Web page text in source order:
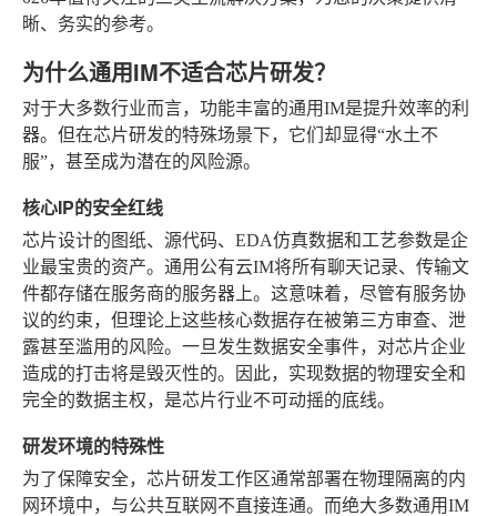
晰、务实的参考。
为什么通用IM不适合芯片研发？
对于大多数行业而言，功能丰富的通用IM是提升效率的利
器。但在芯片研发的特殊场景下，它们却显得“水土不
服”，甚至成为潜在的风险源。
核心IP的安全红线
芯片设计的图纸、源代码、EDA仿真数据和工艺参数是企
业最宝贵的资产。通用公有云IM将所有聊天记录、传输文
件都存储在服务商的服务器上。这意味着，尽管有服务协
议的约束，但理论上这些核心数据存在被第三方审查、泄
露甚至滥用的风险。一旦发生数据安全事件，对芯片企业
造成的打击将是毁灭性的。因此，实现数据的物理安全和
完全的数据主权，是芯片行业不可动摇的底线。
研发环境的特殊性
为了保障安全，芯片研发工作区通常部署在物理隔离的内
网环境中，与公共互联网不直接连通。而绝大多数通用IM